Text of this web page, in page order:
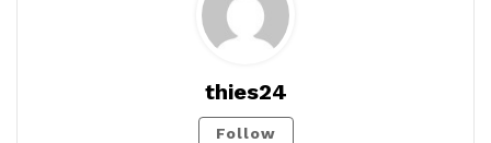
thies24
Follow